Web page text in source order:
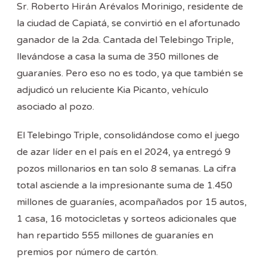
Sr. Roberto Hirán Arévalos Morinigo, residente de
la ciudad de Capiatá, se convirtió en el afortunado
ganador de la 2da. Cantada del Telebingo Triple,
llevándose a casa la suma de 350 millones de
guaraníes. Pero eso no es todo, ya que también se
adjudicó un reluciente Kia Picanto, vehículo
asociado al pozo.
El Telebingo Triple, consolidándose como el juego
de azar líder en el país en el 2024, ya entregó 9
pozos millonarios en tan solo 8 semanas. La cifra
total asciende a la impresionante suma de 1.450
millones de guaraníes, acompañados por 15 autos,
1 casa, 16 motocicletas y sorteos adicionales que
han repartido 555 millones de guaraníes en
premios por número de cartón.